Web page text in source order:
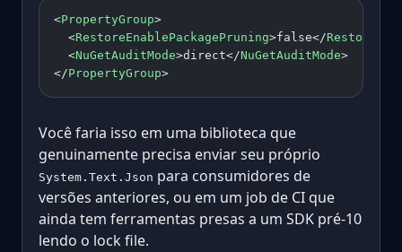
<PropertyGroup>
  <
RestoreEnablePackagePruning>false</
  <
NuGetAuditMode>direct</NuGetAuditMode>
</PropertyGroup>
Você faria isso em uma biblioteca que
genuinamente precisa enviar seu próprio
System.Text.Json para consumidores de
versões anteriores, ou em um job de CI que
ainda tem ferramentas presas a um SDK pré-10
lendo o lock file.